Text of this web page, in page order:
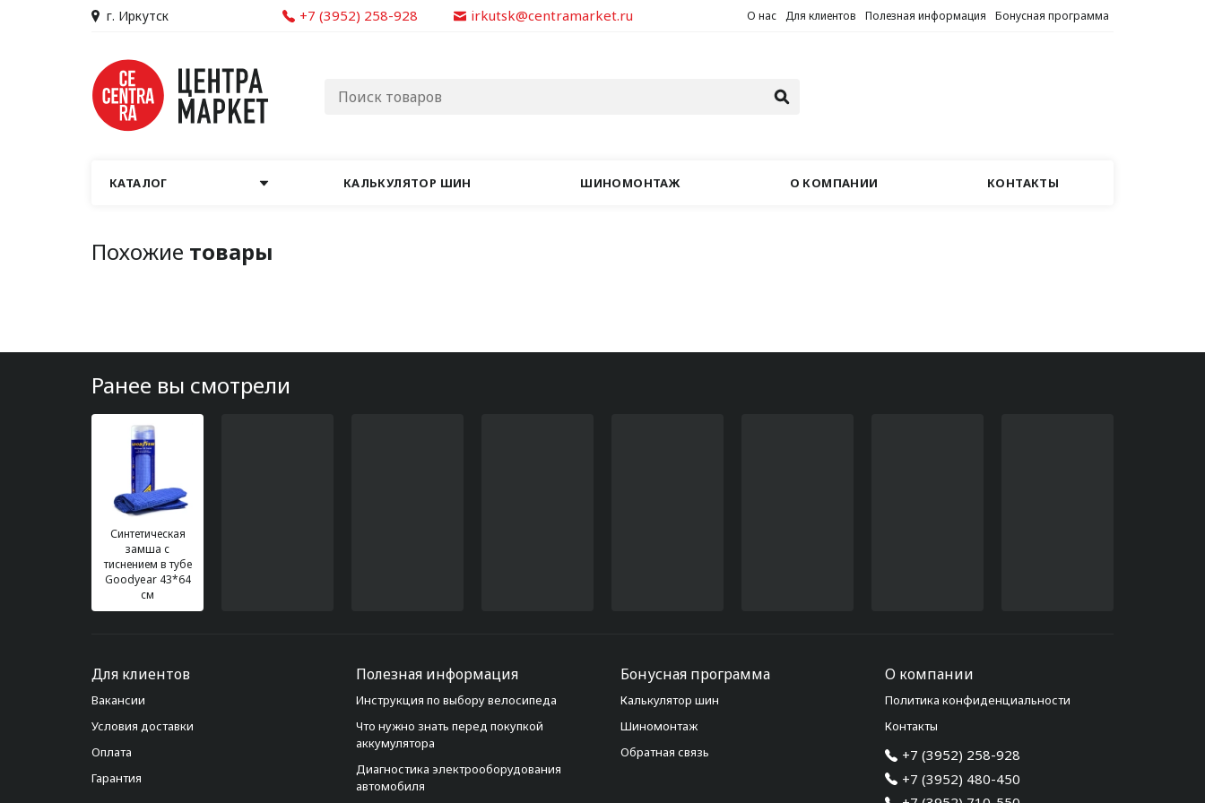
г. Иркутск +7 (3952) 258-928 irkutsk@centramarket.ru О нас Для клиентов Полезная информация Бонусная программа
КАТАЛОГ КАЛЬКУЛЯТОР ШИН ШИНОМОНТАЖ О КОМПАНИИ КОНТАКТЫ
Похожие товары
Ранее вы смотрели
Синтетическая
замша с
тиснением в тубе
Goodyear 43*64
см
Для клиентов
Вакансии
Условия доставки
Оплата
Гарантия
Полезная информация
Инструкция по выбору велосипеда
Что нужно знать перед покупкой
аккумулятора
Диагностика электрооборудования
автомобиля
Бонусная программа
Калькулятор шин
Шиномонтаж
Обратная связь
О компании
Политика конфиденциальности
Контакты
+7 (3952) 258-928
+7 (3952) 480-450